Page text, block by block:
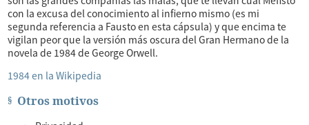
con la excusa del conocimiento al infierno mismo (es mi
segunda referencia a Fausto en esta cápsula) y que encima te
vigilan peor que la versión más oscura del Gran Hermano de la
novela de 1984 de George Orwell.
1984 en la Wikipedia
Otros motivos